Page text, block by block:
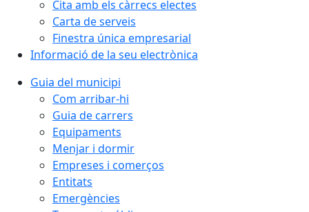
Cita amb els càrrecs electes
Carta de serveis
Finestra única empresarial
Informació de la seu electrònica
Guia del municipi
Com arribar-hi
Guia de carrers
Equipaments
Menjar i dormir
Empreses i comerços
Entitats
Emergències